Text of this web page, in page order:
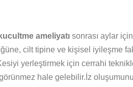
ameliyatı sonrası aylar
cilt tipine ve kişisel iyileşme
yerleştirmek için cerrahi
hale gelebilir.İz